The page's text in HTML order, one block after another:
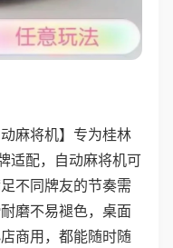
麻将机】专为桂林
适配，自动麻将机可
不同牌友的节奏需
磨不易褪色，桌面
商用，都能随时随